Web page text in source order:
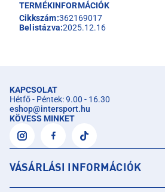
TERMÉKINFORMÁCIÓK
Cikkszám:362169017
Belistázva:2025.12.16
KAPCSOLAT
Hétfő - Péntek: 9.00 - 16.30
eshop@intersport.hu
KÖVESS MINKET
VÁSÁRLÁSI INFORMÁCIÓK